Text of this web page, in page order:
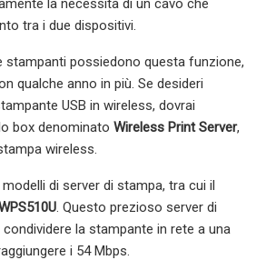
la necessità di un cavo che
tra i due dispositivi.
stampanti possiedono questa funzione,
qualche anno in più. Se desideri
USB in wireless, dovrai
box denominato Wireless Print Server,
wireless.
di server di stampa, tra cui il
. Questo prezioso server di
la stampante in rete a una
i 54 Mbps.